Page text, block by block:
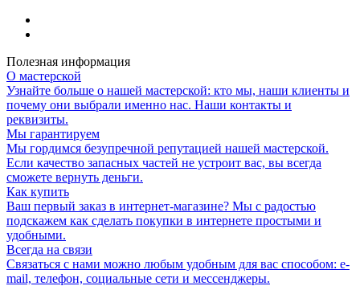
Полезная информация
О мастерской
Узнайте больше о нашей мастерской: кто мы, наши клиенты и
почему они выбрали именно нас. Наши контакты и
реквизиты.
Мы гарантируем
Мы гордимся безупречной репутацией нашей мастерской.
Если качество запасных частей не устроит вас, вы всегда
сможете вернуть деньги.
Как купить
Ваш первый заказ в интернет-магазине? Мы с радостью
подскажем как сделать покупки в интернете простыми и
удобными.
Всегда на связи
Связаться с нами можно любым удобным для вас способом: e-
mail, телефон, социальные сети и мессенджеры.